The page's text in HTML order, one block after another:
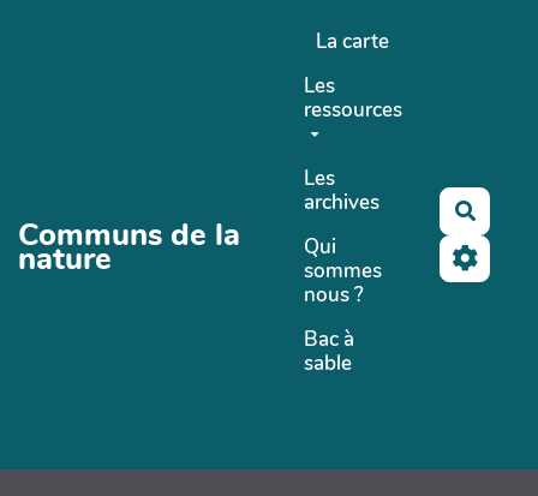
Communs de la
nature
La carte
Les
ressources
Les
archives
Qui
sommes
nous ?
Bac à
sable